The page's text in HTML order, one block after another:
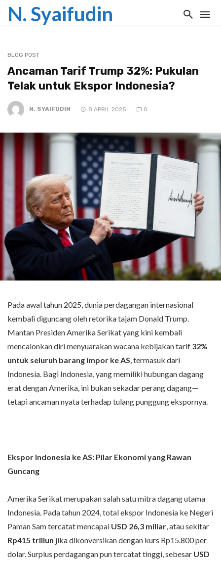
N. Syaifudin
BLOG POST
Ancaman Tarif Trump 32%: Pukulan
Telak untuk Ekspor Indonesia?
N. SYAIFUDIN 8 APRIL 2025 0
Pada awal tahun 2025, dunia perdagangan internasional
kembali diguncang oleh retorika tajam Donald Trump.
Mantan Presiden Amerika Serikatyang kini kembali
mencalonkan diri menyuarakan wacana kebijakan tarif 32%
untuk seluruh barang impor ke AS, termasuk dari
Indonesia. Bagi Indonesia, yang memiliki hubungan dagang
erat dengan Amerika, ini bukan sekadar perang dagang—
tetapi ancaman nyata terhadap tulang punggung ekspornya.
Ekspor Indonesia ke AS: Pilar Ekonomi yang Rawan
Guncang
Amerika Serikat merupakan salah satu mitra dagang utama
Indonesia. Pada tahun 2024, total ekspor Indonesia ke Negeri
Paman Sam tercatat mencapai USD 26,3 miliar, atau sekitar
Rp415 triliun jika dikonversikan dengan kurs Rp15.800 per
dolar. Surplus perdagangan pun tercatat tinggi, sebesar USD